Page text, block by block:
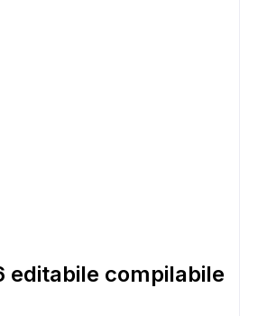
editabile compilabile